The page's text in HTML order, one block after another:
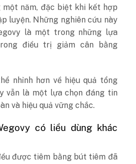
một năm, đặc biệt khi kết hợp
luyện. Những nghiên cứu này
là một trong những lựa
điều trị giảm cân bằng
nhỉnh hơn về hiệu quả tổng
vẫn là một lựa chọn đáng tin
và hiệu quả vững chắc.
có liều dùng khác
được tiêm bằng bút tiêm đã